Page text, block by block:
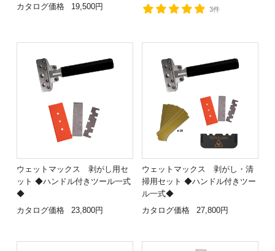
カタログ価格
19,500円 3件
ウェットマックス 剥がし用セ
ット ◆ハンドル付きツール一式
◆
カタログ価格
23,800円
ウェットマックス 剥がし・清
掃用セット ◆ハンドル付きツー
ル一式◆
カタログ価格
27,800円